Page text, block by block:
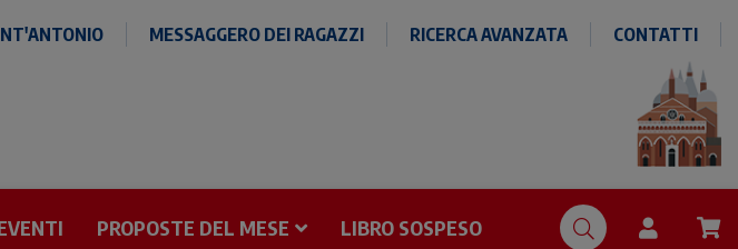
MESSAGGERO DEI RAGAZZI RICERCA AVANZATA CONTATTI
PROPOSTE DEL MESE LIBRO SOSPESO